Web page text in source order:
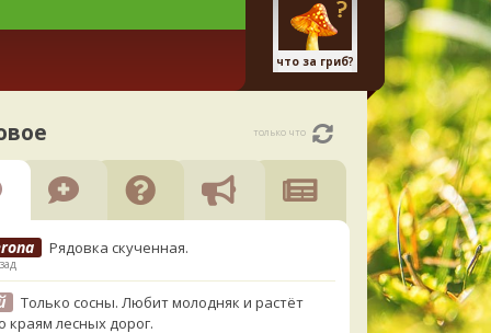
что за гриб?
только что
Рядовка скученная.
Только сосны. Любит молодняк и растёт
краям лесных дорог.